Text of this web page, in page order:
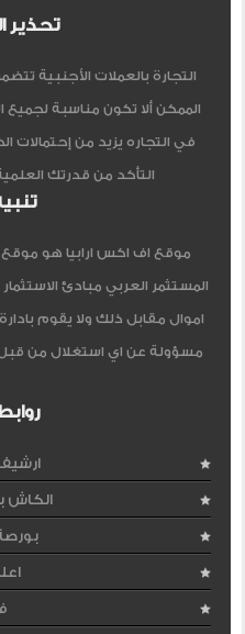
تحذير
التجارة بالعملات الأجنبية
الممكن ألا تكون مناسبة لجميع
في التجاره يزيد من
التأكد من قدرتك
موقع اف اكس ارابيا هو
المستثمر العربي مبادئ
اموال مقابل ذلك ولا يقوم
مسؤولة عن اي استغلال من
الكاش